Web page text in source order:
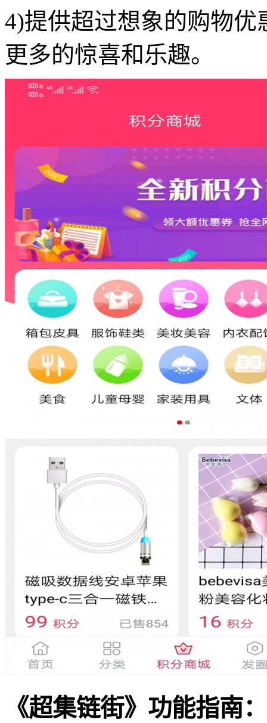
4)提供超过想象的购物
更多的惊喜和乐趣。
《超集链街》功能指南：